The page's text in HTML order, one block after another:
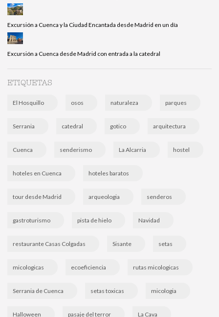
Excursión a Cuenca y la Ciudad Encantada desde Madrid en un día
Excursión a Cuenca desde Madrid con entrada a la catedral
ETIQUETAS
El Hosquillo osos naturaleza parques
Serrania catedral gotico arquitectura
Cuenca senderismo La Alcarria hostel
hoteles en Cuenca hoteles baratos
tour desde Madrid arqueologia senderos
gastroturismo pista de hielo Navidad
restaurante Casas Colgadas Sisante setas
micologicas ecoeficiencia rutas micologicas
Serrania de Cuenca setas toxicas micologia
Halloween pasaje del terror La Cava